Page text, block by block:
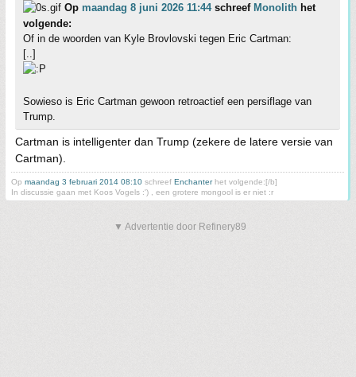
Op maandag 8 juni 2026 11:44schreef Monolith het
volgende:
Of in de woorden van Kyle Brovlovski tegen Eric Cartman:
[..]
Sowieso is Eric Cartman gewoon retroactief een persiflage van
Trump.
Cartman is intelligenter dan Trump (zekere de latere versie van
Cartman).
Op maandag 3 februari 2014 08:10 schreef Enchanterhet volgende:[/b]
In discussie gaan met Koos Vogels :') , een grotere mongool is er niet :r
▼ Advertentie door Refinery89